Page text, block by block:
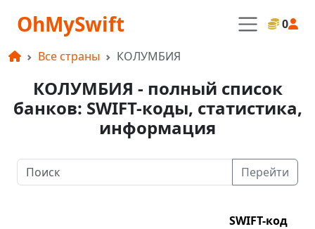
OhMySwift 0
Все страны КОЛУМБИЯ
КОЛУМБИЯ - полный список
банков: SWIFT-коды, статистика,
информация
Перейти
SWIFT-код